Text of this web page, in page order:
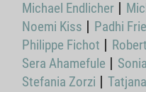
Michael Endlicher
Noemi Kiss
Padhi
Philippe Fichot
Sera Ahamefule
Stefania Zorzi